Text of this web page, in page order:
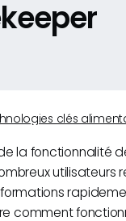
clés
la fonctionnalité
utilisateurs
comment